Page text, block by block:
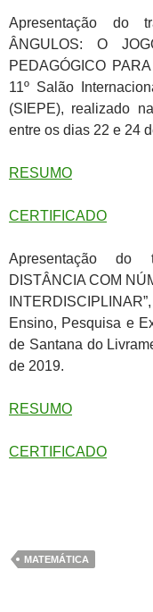
Apresentação do
ÂNGULOS: O
PEDAGÓGICO
11º Salão
(SIEPE), realizado
entre os dias 22 e 24
RESUMO
CERTIFICADO
Apresentação do
DISTÂNCIA COM
Ensino, Pesquisa e
de Santana do
de 2019.
RESUMO
CERTIFICADO
MATEMÁTICA